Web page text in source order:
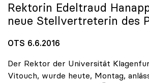
Rektorin Edeltraud
neue Stellvertreterin des
OTS 6.6.2016
Der Rektor der Universität
Vitouch, wurde heute, Montag,